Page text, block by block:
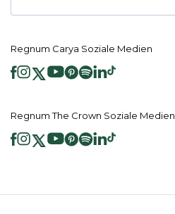
Regnum Carya Soziale Medien
Regnum The Crown Soziale Medien